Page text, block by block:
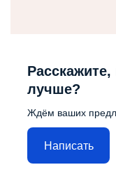
лучше?
Ждём ваших
Написать